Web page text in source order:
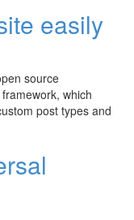
easily
source
which
post types and